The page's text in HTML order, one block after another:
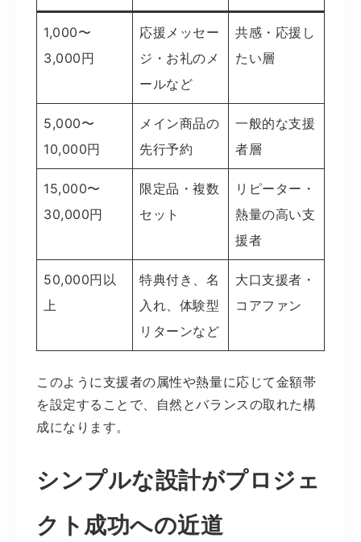
1,000〜
3,000円
応援メッセー
ジ・お礼のメ
ールなど
共感・応援し
たい層
5,000〜
10,000円
メイン商品の
先行予約
一般的な支援
者層
15,000〜
30,000円
限定品・複数
セット
リピーター・
熱量の高い支
援者
50,000円以
上
特典付き、名
入れ、体験型
リターンなど
大口支援者・
コアファン
このように支援者の属性や熱量に応じて金額帯
を設定することで、自然とバランスの取れた構
成になります。
シンプルな設計がプロジェ
クト成功への近道